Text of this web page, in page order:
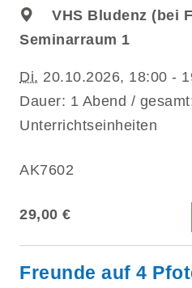
VHS Bludenz (bei
Seminarraum 1
Di. 20.10.2026, 18:00 -
Dauer: 1 Abend /
Unterrichtseinheiten
AK7602
29,00 €
Freunde auf 4